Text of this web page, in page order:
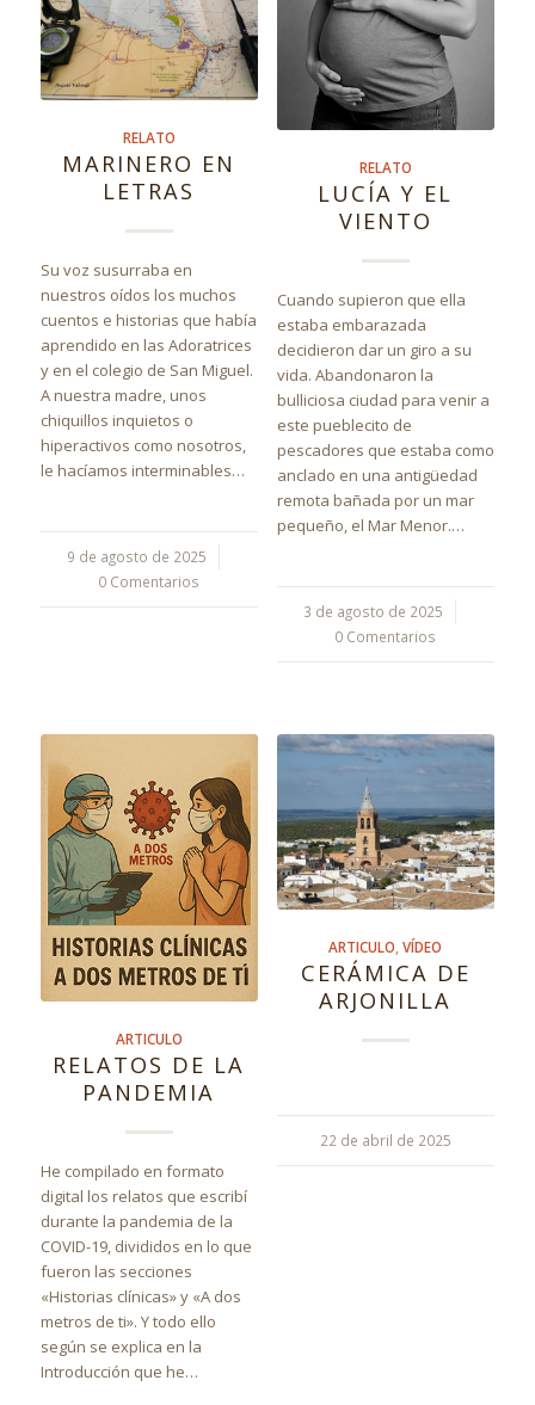
RELATO
MARINERO EN
LETRAS
Su voz susurraba en
nuestros oídos los muchos
cuentos e historias que había
aprendido en las Adoratrices
y en el colegio de San Miguel.
A nuestra madre, unos
chiquillos inquietos o
hiperactivos como nosotros,
le hacíamos interminables…
9 de agosto de 2025
/
0 Comentarios
RELATO
LUCÍA Y EL
VIENTO
Cuando supieron que ella
estaba embarazada
decidieron dar un giro a su
vida. Abandonaron la
bulliciosa ciudad para venir a
este pueblecito de
pescadores que estaba como
anclado en una antigüedad
remota bañada por un mar
pequeño, el Mar Menor.…
3 de agosto de 2025
/
0 Comentarios
ARTICULO
RELATOS DE LA
PANDEMIA
He compilado en formato
digital los relatos que escribí
durante la pandemia de la
COVID-19, divididos en lo que
fueron las secciones
«Historias clínicas» y «A dos
metros de ti». Y todo ello
según se explica en la
Introducción que he…
ARTICULO,VÍDEO
CERÁMICA DE
ARJONILLA
22 de abril de 2025